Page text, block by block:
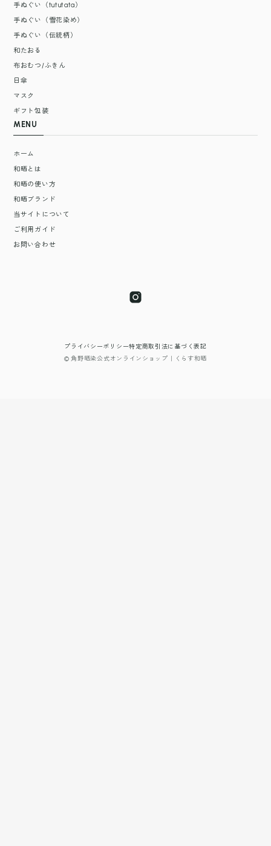
手ぬぐい（tututata）
手ぬぐい（雪花染め）
手ぬぐい（伝統柄）
和たおる
布おむつ/ふきん
日傘
マスク
ギフト包装
MENU
ホーム
和晒とは
和晒の使い方
和晒ブランド
当サイトについて
ご利用ガイド
お問い合わせ
プライバシーポリシー特定商取引法に基づく表記
© 角野晒染公式オンラインショップ｜くらす和晒